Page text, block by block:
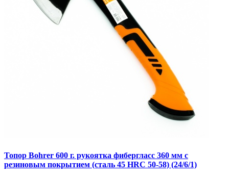
Топор Bohrer 600 г. рукоятка фибергласс 360 мм с
резиновым покрытием (cталь 45 HRC 50-58) (24/6/1)